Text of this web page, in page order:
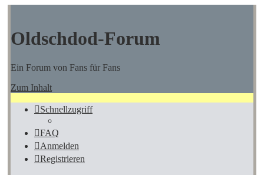
Oldschdod-Forum
Ein Forum von Fans für Fans
Zum Inhalt
Schnellzugriff
FAQ
Anmelden
Registrieren